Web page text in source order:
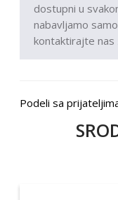
dostupni u
nabavljamo
kontaktirajte nas
Podeli sa